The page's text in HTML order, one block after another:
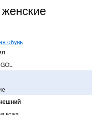
обувь